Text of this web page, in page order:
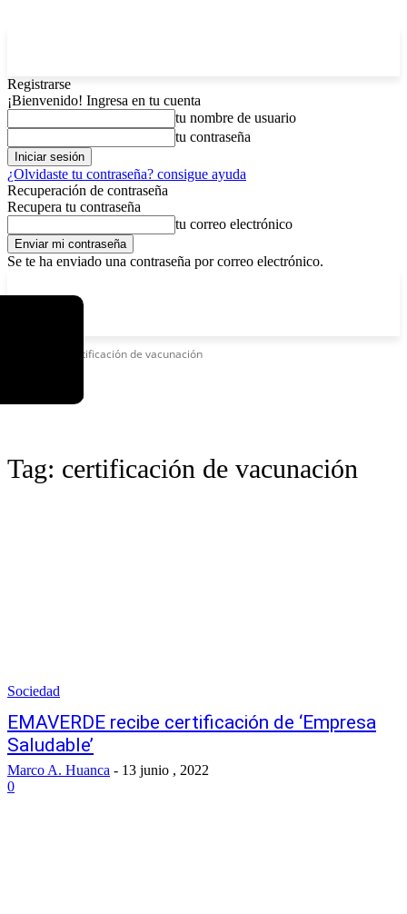
Registrarse
¡Bienvenido! Ingresa en tu cuenta
tu nombre de usuario
tu contraseña
¿Olvidaste tu contraseña? consigue ayuda
Recuperación de contraseña
Recupera tu contraseña
tu correo electrónico
Se te ha enviado una contraseña por correo electrónico.
Certificación de vacunación
Tag: certificación de vacunación
Sociedad
EMAVERDE recibe certificación de ‘Empresa
Saludable’
Marco A. Huanca - 13 junio , 2022
0